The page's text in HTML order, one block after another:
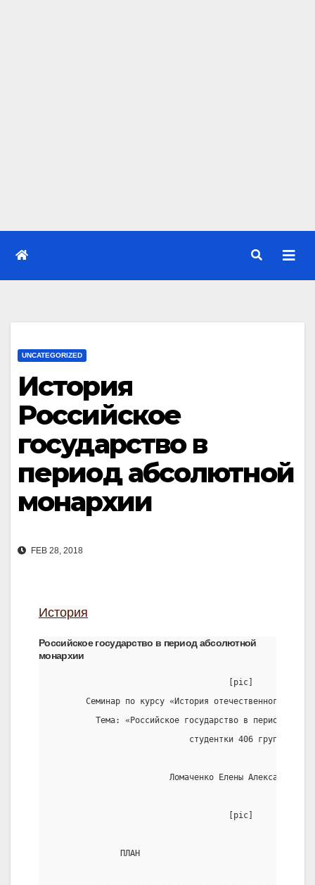
UNCATEGORIZED
История
Российское
государство в
период абсолютной
монархии
FEB 28, 2018
История
Российское государство в период абсолютной
монархии
                                    [pic]
Семинар по курсу «История отечественного
Тема: «Российское государство в период
                            студентки 406 группы
                        Ломаченко Елены Александровны
                                    [pic]
              ПЛАН